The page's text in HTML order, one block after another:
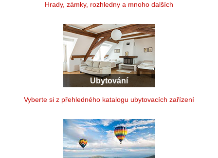
Hrady, zámky, rozhledny a mnoho dalších
Ubytování
Vyberte si z přehledného katalogu ubytovacích zařízení